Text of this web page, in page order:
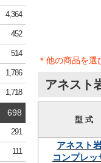
4,364
452
514
1,786
1,718
698
291
111
＊他の商品を
アネスト
型 式
アネスト
コンプレッ